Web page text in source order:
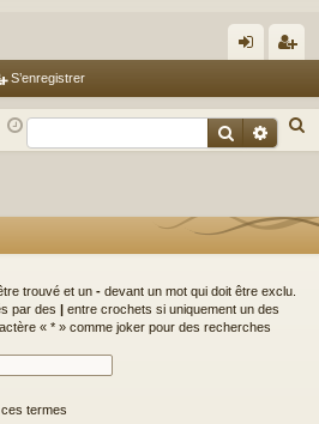
ne
xi
nr
eg
re
r
S’enregistrer
e
e
r
trouvé et un - devant un mot qui doit être exclu.
par des | entre crochets si uniquement un des
« * » comme joker pour des recherches
ces termes